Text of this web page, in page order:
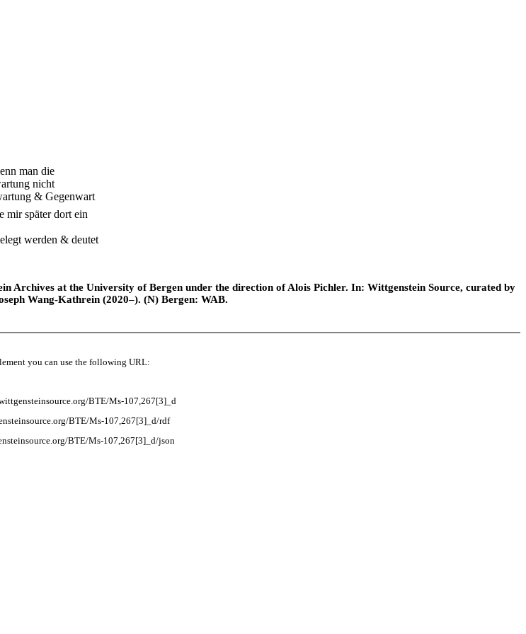
man die
nicht
& Gegenwart
mir später dort ein
werden & deutet
Archives at the University of Bergen under the direction of Alois Pichler. In: Wittgenstein Source, curated by
Wang-Kathrein (2020–). (N) Bergen: WAB.
you can use the following URL:
BTE/Ms-107,267[3]_d
BTE/Ms-107,267[3]_d/rdf
BTE/Ms-107,267[3]_d/json